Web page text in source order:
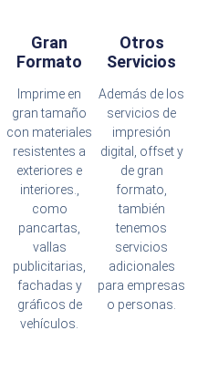
Gran
Formato
Imprime en
gran tamaño
con materiales
resistentes a
exteriores e
interiores.,
como
pancartas,
vallas
publicitarias,
fachadas y
gráficos de
vehículos.
Otros
Servicios
Además de los
servicios de
impresión
digital, offset y
de gran
formato,
también
tenemos
servicios
adicionales
para empresas
o personas.